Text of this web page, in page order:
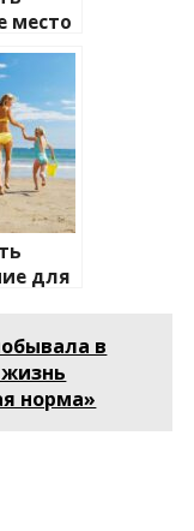
место
для
в
норма»